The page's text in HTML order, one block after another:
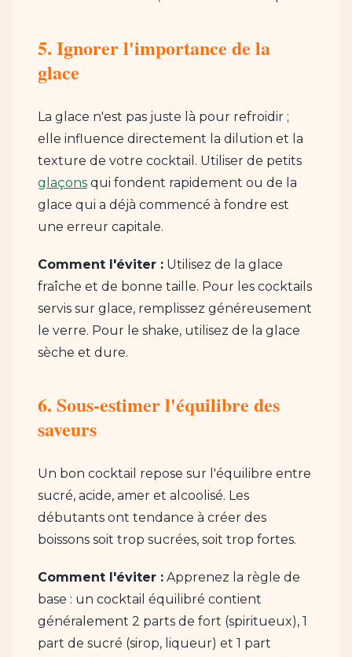
5. Ignorer l'importance de la
glace
La glace n'est pas juste là pour refroidir ;
elle influence directement la dilution et la
texture de votre cocktail. Utiliser de petits
glaçons qui fondent rapidement ou de la
glace qui a déjà commencé à fondre est
une erreur capitale.
Comment l'éviter : Utilisez de la glace
fraîche et de bonne taille. Pour les cocktails
servis sur glace, remplissez généreusement
le verre. Pour le shake, utilisez de la glace
sèche et dure.
6. Sous-estimer l'équilibre des
saveurs
Un bon cocktail repose sur l'équilibre entre
sucré, acide, amer et alcoolisé. Les
débutants ont tendance à créer des
boissons soit trop sucrées, soit trop fortes.
Comment l'éviter : Apprenez la règle de
base : un cocktail équilibré contient
généralement 2 parts de fort (spiritueux), 1
part de sucré (sirop, liqueur) et 1 part